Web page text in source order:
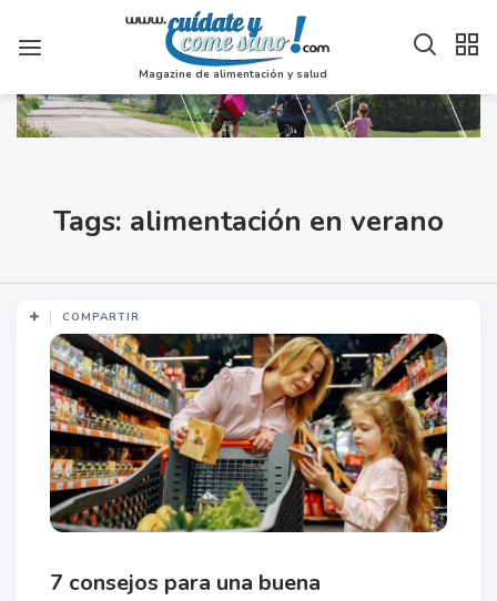
Magazine de alimentación y salud
Tags: alimentación en verano
COMPARTIR
7 consejos para una buena